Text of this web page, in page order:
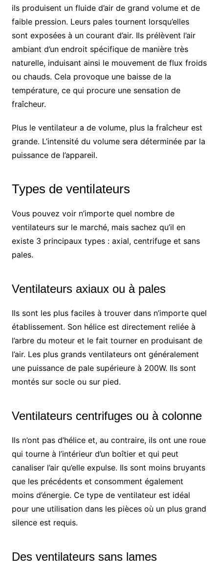
ils produisent un fluide d’air de grand volume et de
faible pression. Leurs pales tournent lorsqu’elles
sont exposées à un courant d’air. Ils prélèvent l’air
ambiant d’un endroit spécifique de manière très
naturelle, induisant ainsi le mouvement de flux froids
ou chauds. Cela provoque une baisse de la
température, ce qui procure une sensation de
fraîcheur.
Plus le ventilateur a de volume, plus la fraîcheur est
grande. L’intensité du volume sera déterminée par la
puissance de l’appareil.
Types de ventilateurs
Vous pouvez voir n’importe quel nombre de
ventilateurs sur le marché, mais sachez qu’il en
existe 3 principaux types : axial, centrifuge et sans
pales.
Ventilateurs axiaux ou à pales
Ils sont les plus faciles à trouver dans n’importe quel
établissement. Son hélice est directement reliée à
l’arbre du moteur et le fait tourner en produisant de
l’air. Les plus grands ventilateurs ont généralement
une puissance de pale supérieure à 200W. Ils sont
montés sur socle ou sur pied.
Ventilateurs centrifuges ou à colonne
Ils n’ont pas d’hélice et, au contraire, ils ont une roue
qui tourne à l’intérieur d’un boîtier et qui peut
canaliser l’air qu’elle expulse. Ils sont moins bruyants
que les précédents et consomment également
moins d’énergie. Ce type de ventilateur est idéal
pour une utilisation dans les pièces où un plus grand
silence est requis.
Des ventilateurs sans lames